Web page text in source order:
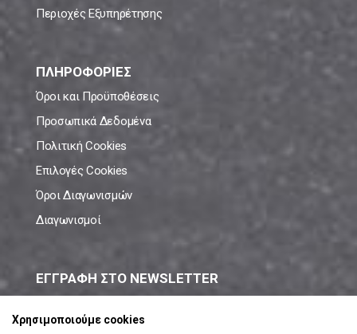
Περιοχές Εξυπηρέτησης
ΠΛΗΡΟΦΟΡΙΕΣ
Όροι και Προϋποθέσεις
Προσωπικά Δεδομένα
Πολιτική Cookies
Επιλογές Cookies
Όροι Διαγωνισμών
Διαγωνισμοί
ΕΓΓΡΑΦΗ ΣΤΟ NEWSLETTER
Χρησιμοποιούμε cookies